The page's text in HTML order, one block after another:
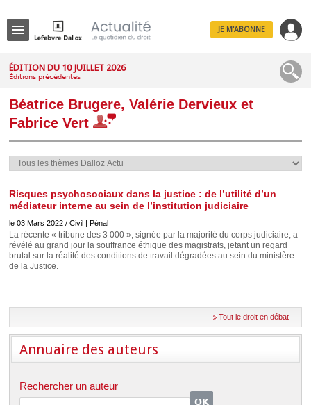
JE M'ABONNE
ÉDITION DU 10 JUILLET 2026
Éditions précédentes
Béatrice Brugere, Valérie Dervieux et
Fabrice Vert
Risques psychosociaux dans la justice : de l’utilité d’un
médiateur interne au sein de l’institution judiciaire
le 03 Mars 2022 / Civil | Pénal
La récente « tribune des 3 000 », signée par la majorité du corps judiciaire, a
révélé au grand jour la souffrance éthique des magistrats, jetant un regard
brutal sur la réalité des conditions de travail dégradées au sein du ministère
de la Justice.
Tout le droit en débat
Annuaire des auteurs
Rechercher un auteur